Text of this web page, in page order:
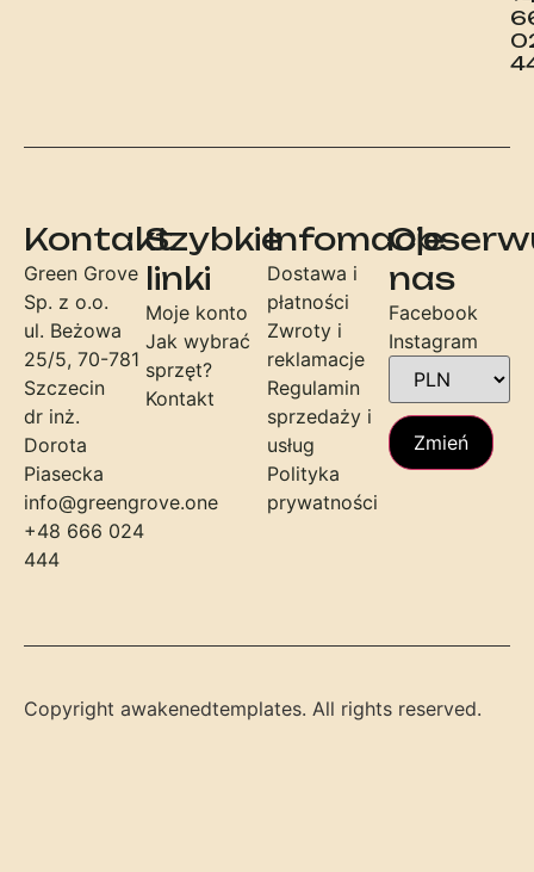
Kontakt
Green Grove
Sp. z o.o.
ul. Beżowa
25/5, 70-781
Szczecin
dr inż.
Dorota
Piasecka
info@greengrove.one
+48 666 024
444
Szybkie
linki
Moje konto
Jak wybrać
sprzęt?
Kontakt
Infomacje
Dostawa i
płatności
Zwroty i
reklamacje
Regulamin
sprzedaży i
usług
Polityka
prywatności
nas
Facebook
Instagram
Zmień
Copyright awakenedtemplates. All rights reserved.